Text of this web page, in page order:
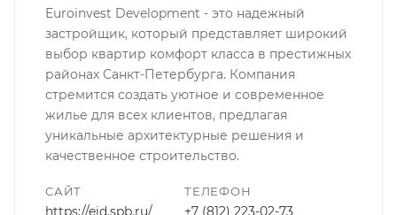
Euroinvest Development - это надежный
застройщик, который представляет широкий
выбор квартир комфорт класса в престижных
районах Санкт-Петербурга. Компания
стремится создать уютное и современное
жилье для всех клиентов, предлагая
уникальные архитектурные решения и
качественное строительство.
САЙТ
https://eid.spb.ru/
ТЕЛЕФОН
+7 (812) 223-02-73